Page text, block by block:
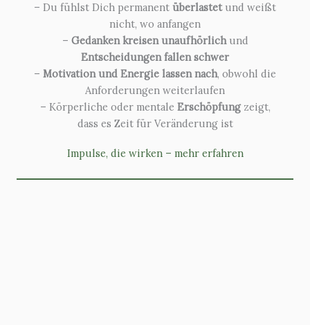
– Du fühlst Dich permanent überlastetund weißt
nicht, wo anfangen
– Gedanken kreisen unaufhörlich und
Entscheidungen fallen schwer
– Motivation und Energie lassen nach, obwohl die
Anforderungen weiterlaufen
– Körperliche oder mentale Erschöpfungzeigt,
dass es Zeit für Veränderung ist
Impulse, die wirken – mehr erfahren